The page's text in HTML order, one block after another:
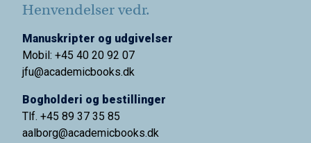
Henvendelser vedr.
Manuskripter og udgivelser
Mobil: +45 40 20 92 07
jfu@academicbooks.dk
Bogholderi og bestillinger
Tlf. +45 89 37 35 85
aalborg@academicbooks.dk